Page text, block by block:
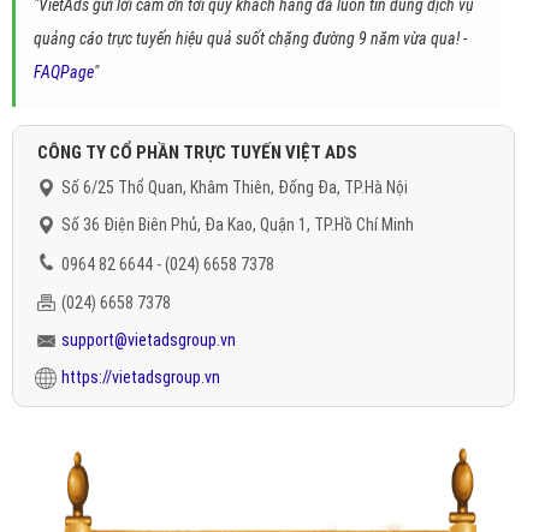
"VietAds gửi lời cảm ơn tới quý khách hàng đã luôn tin dùng dịch vụ
quảng cáo trực tuyến hiệu quả suốt chặng đường 9 năm vừa qua! -
FAQPage"
CÔNG TY CỔ PHẦN TRỰC TUYẾN VIỆT ADS
Số 6/25 Thổ Quan, Khâm Thiên, Đống Đa, TP.Hà Nội
Số 36 Điện Biên Phủ, Đa Kao, Quận 1, TP.Hồ Chí Minh
0964 82 6644 - (024) 6658 7378
(024) 6658 7378
support@vietadsgroup.vn
https://vietadsgroup.vn